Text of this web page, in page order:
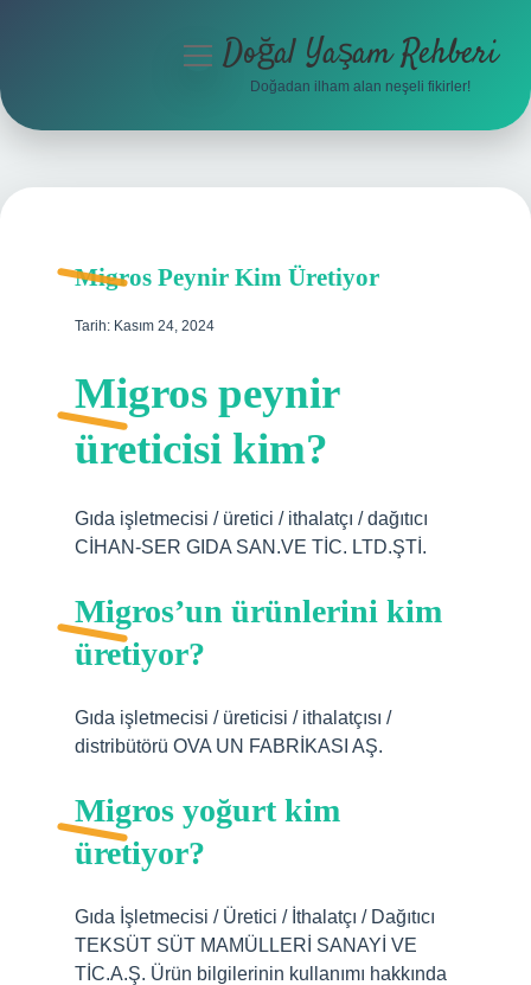
Hakkımızda
menüyüDoğal Yaşam Rehberi
Doğadan ilham alan neşeli fikirler!
Migros Peynir Kim Üretiyor
Tarih: Kasım 24, 2024
Migros peynir
üreticisi kim?
Gıda işletmecisi / üretici / ithalatçı / dağıtıcı
CİHAN-SER GIDA SAN.VE TİC. LTD.ŞTİ.
Migros’un ürünlerini kim
üretiyor?
Gıda işletmecisi / üreticisi / ithalatçısı /
distribütörü OVA UN FABRİKASI AŞ.
Migros yoğurt kim
üretiyor?
Gıda İşletmecisi / Üretici / İthalatçı / Dağıtıcı
TEKSÜT SÜT MAMÜLLERİ SANAYİ VE
TİC.A.Ş. Ürün bilgilerinin kullanımı hakkında